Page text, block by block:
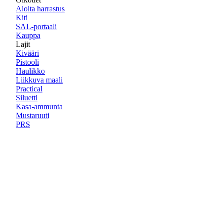
Aloita harrastus
Kiti
SAL-portaali
Kauppa
Lajit
Kivääri
Pistooli
Haulikko
Liikkuva maali
Practical
Siluetti
Kasa-ammunta
Mustaruuti
PRS